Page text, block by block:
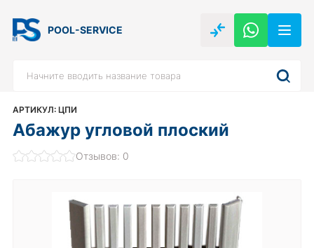
POOL-SERVICE
АРТИКУЛ: ЦПИ
Абажур угловой плоский
Отзывов: 0